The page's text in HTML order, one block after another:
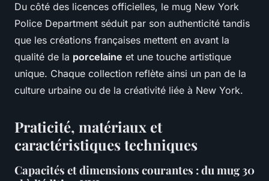
Du côté des licences officielles, le mug New York
Police Department séduit par son authenticité tandis
que les créations françaises mettent en avant la
qualité de la porcelaine et une touche artistique
unique. Chaque collection reflète ainsi un pan de la
culture urbaine ou de la créativité liée à New York.
Praticité, matériaux et
caractéristiques techniques
Capacités et dimensions courantes : du mug 30